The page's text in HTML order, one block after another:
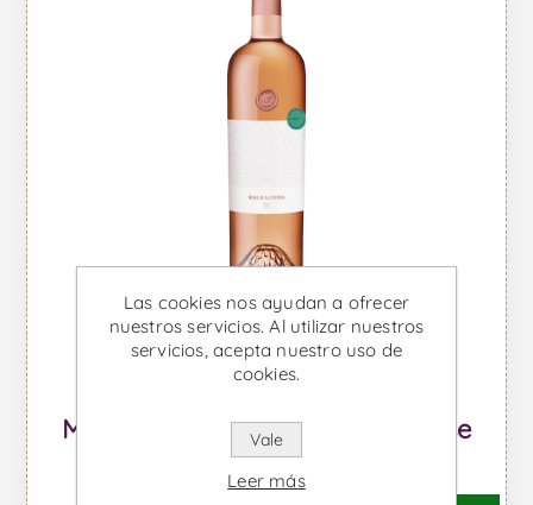
Malhadinha Magnum - Vino Rose
Desde €62,94 IVA incl.
Las cookies nos ayudan a ofrecer
nuestros servicios. Al utilizar nuestros
servicios, acepta nuestro uso de
cookies.
Vale
Leer más